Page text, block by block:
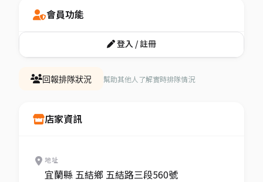
回報排隊狀況 幫助其他人了解實時排隊情況
店家資訊
地址
宜蘭縣 五結鄉 五結路三段560號
會員功能
登入 / 註冊